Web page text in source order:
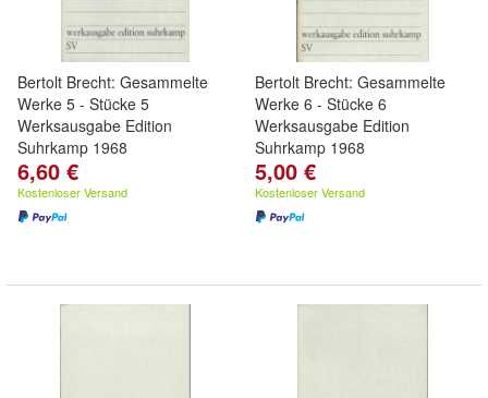
Bertolt Brecht: Gesammelte
Werke 5 - Stücke 5
Werksausgabe Edition
Suhrkamp 1968
6,60 €
Kostenloser Versand
Bertolt Brecht: Gesammelte
Werke 6 - Stücke 6
Werksausgabe Edition
Suhrkamp 1968
5,00 €
Kostenloser Versand